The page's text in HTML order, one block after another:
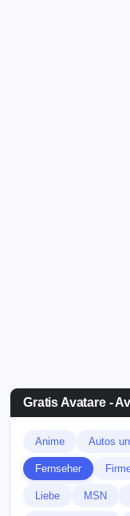
Gratis Avatare -
Anime Autos
Fernseher
Liebe MSN